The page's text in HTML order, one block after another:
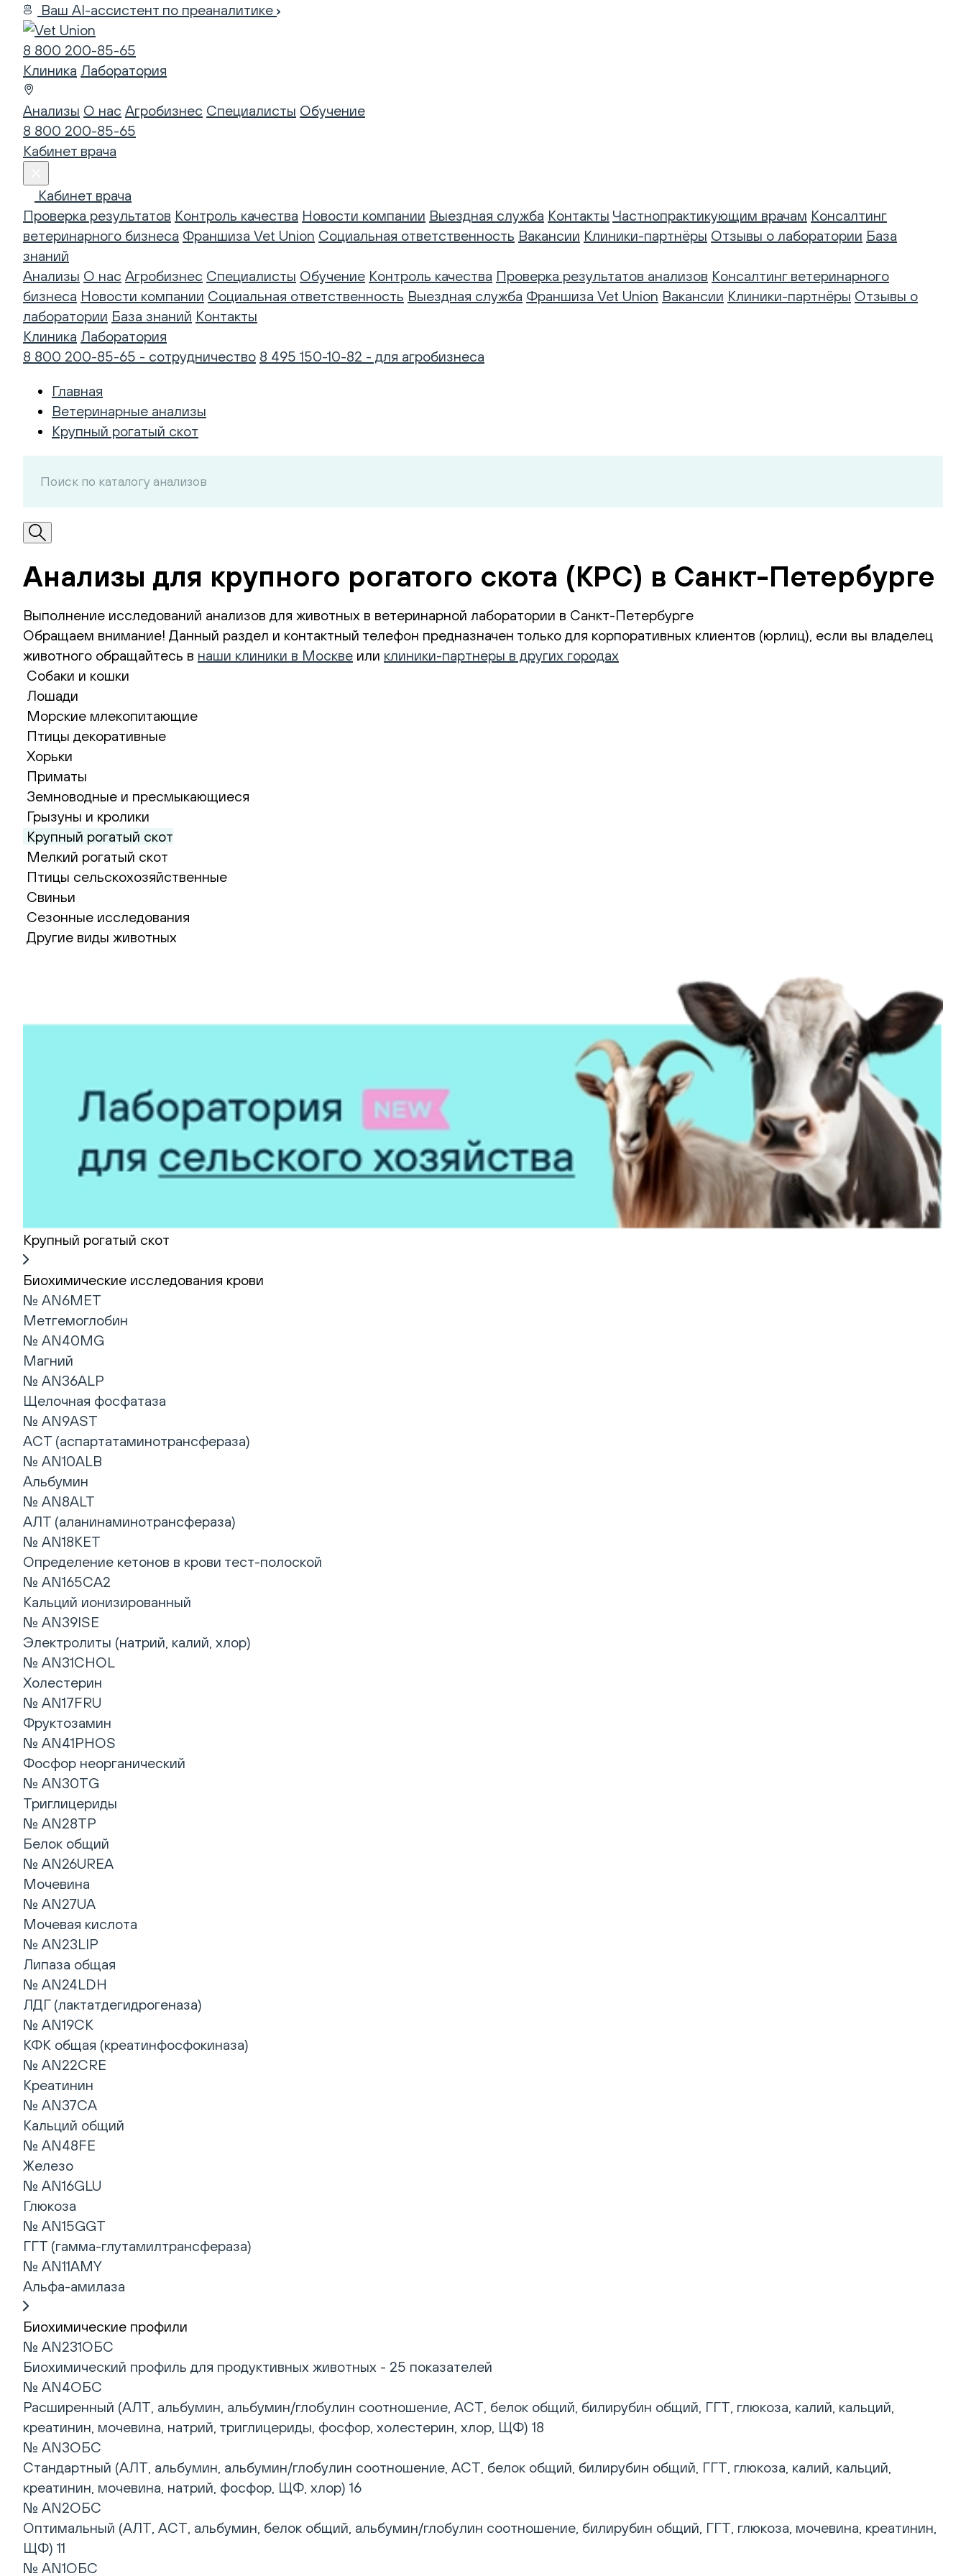
Ваш AI-ассистент по преаналитике
8 800 200-85-65
Клиника Лаборатория
Анализы О нас Агробизнес Специалисты Обучение
8 800 200-85-65
Кабинет врача
Кабинет врача
Проверка результатов Контроль качества Новости компании Выездная служба Контакты Частнопрактикующим врачам Консалтинг
ветеринарного бизнеса Франшиза Vet Union Социальная ответственность Вакансии Клиники-партнёры Отзывы о лаборатории База
знаний
Анализы О нас Агробизнес Специалисты Обучение Контроль качества Проверка результатов анализов Консалтинг ветеринарного
бизнеса Новости компании Социальная ответственность Выездная служба Франшиза Vet Union Вакансии Клиники-партнёры Отзывы о
лаборатории База знаний Контакты
Клиника Лаборатория
8 800 200-85-65 - сотрудничество 8 495 150-10-82 - для агробизнеса
Главная
Ветеринарные анализы
Крупный рогатый скот
Анализы для крупного рогатого скота (КРС) в Санкт-Петербурге
Выполнение исследований анализов для животных в ветеринарной лаборатории в Санкт-Петербурге
Обращаем внимание! Данный раздел и контактный телефон предназначен только для корпоративных клиентов (юрлиц), если вы владелец
животного обращайтесь в наши клиники в Москве или клиники-партнеры в других городах
Собаки и кошки
Лошади
Морские млекопитающие
Птицы декоративные
Хорьки
Приматы
Земноводные и пресмыкающиеся
Грызуны и кролики
Крупный рогатый скот
Мелкий рогатый скот
Птицы сельскохозяйственные
Свиньи
Сезонные исследования
Другие виды животных
Крупный рогатый скот
Биохимические исследования крови
№ AN6MET
Метгемоглобин
№ AN40MG
Магний
№ AN36ALP
Щелочная фосфатаза
№ AN9AST
АСТ (аспартатаминотрансфераза)
№ AN10ALB
Альбумин
№ AN8ALT
АЛТ (аланинаминотрансфераза)
№ AN18KET
Определение кетонов в крови тест-полоской
№ AN165CA2
Кальций ионизированный
№ AN39ISE
Электролиты (натрий, калий, хлор)
№ AN31CHOL
Холестерин
№ AN17FRU
Фруктозамин
№ AN41PHOS
Фосфор неорганический
№ AN30TG
Триглицериды
№ AN28TP
Белок общий
№ AN26UREA
Мочевина
№ AN27UA
Мочевая кислота
№ AN23LIP
Липаза общая
№ AN24LDH
ЛДГ (лактатдегидрогеназа)
№ AN19CK
КФК общая (креатинфосфокиназа)
№ AN22CRE
Креатинин
№ AN37CA
Кальций общий
№ AN48FE
Железо
№ AN16GLU
Глюкоза
№ AN15GGT
ГГТ (гамма-глутамилтрансфераза)
№ AN11AMY
Альфа-амилаза
Биохимические профили
№ AN231ОБС
Биохимический профиль для продуктивных животных - 25 показателей
№ AN4ОБС
Расширенный (АЛТ, альбумин, альбумин/глобулин соотношение, АСТ, белок общий, билирубин общий, ГГТ, глюкоза, калий, кальций,
креатинин, мочевина, натрий, триглицериды, фосфор, холестерин, хлор, ЩФ) 18
№ AN3ОБС
Стандартный (АЛТ, альбумин, альбумин/глобулин соотношение, АСТ, белок общий, билирубин общий, ГГТ, глюкоза, калий, кальций,
креатинин, мочевина, натрий, фосфор, ЩФ, хлор) 16
№ AN2ОБС
Оптимальный (АЛТ, АСТ, альбумин, белок общий, альбумин/глобулин соотношение, билирубин общий, ГГТ, глюкоза, мочевина, креатинин,
ЩФ) 11
№ AN1ОБС